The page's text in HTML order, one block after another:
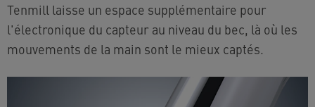
Tenmill laisse un espace supplémentaire pour
l'électronique du capteur au niveau du bec, là où les
mouvements de la main sont le mieux captés.